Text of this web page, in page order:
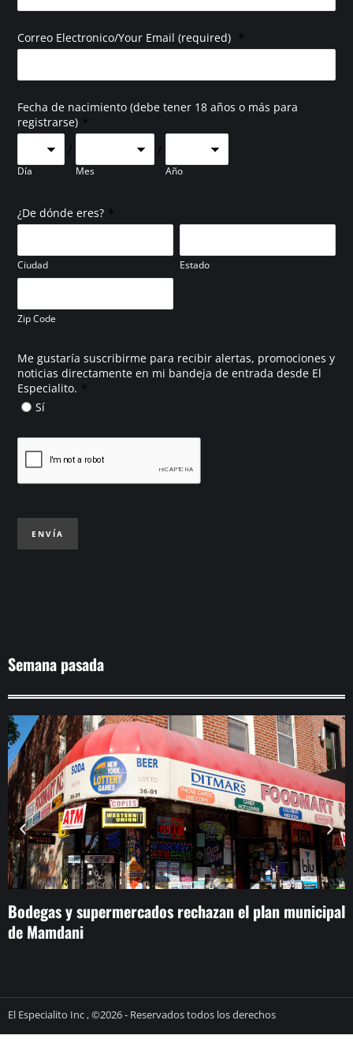
Correo Electronico/Your Email (required) *
Fecha de nacimiento (debe tener 18 años o más para
registrarse) *
Día
/
Mes
/
Año
¿De dónde eres? *
Ciudad Estado
Zip Code
Me gustaría suscribirme para recibir alertas, promociones y
noticias directamente en mi bandeja de entrada desde El
Especialito. *
Sí
ENVÍA
Semana pasada
Bodegas y supermercados rechazan el plan municipal
de Mamdani
El Especialito Inc , ©2026 - Reservados todos los derechos